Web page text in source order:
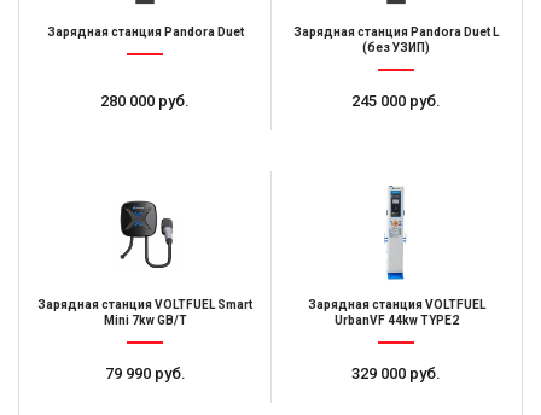
Зарядная станция Pandora Duet
280 000 руб.
Зарядная станция Pandora Duet L
(без УЗИП)
245 000 руб.
Зарядная станция VOLTFUEL Smart
Mini 7kw GB/T
79 990 руб.
Зарядная станция VOLTFUEL
UrbanVF 44kw TYPE2
329 000 руб.